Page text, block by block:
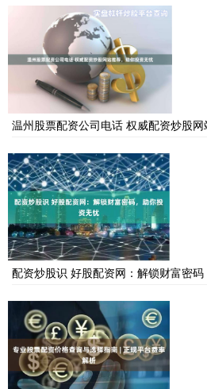
温州股票配资公司电话 权威配资炒股
配资炒股识 好股配资网：解锁财富密